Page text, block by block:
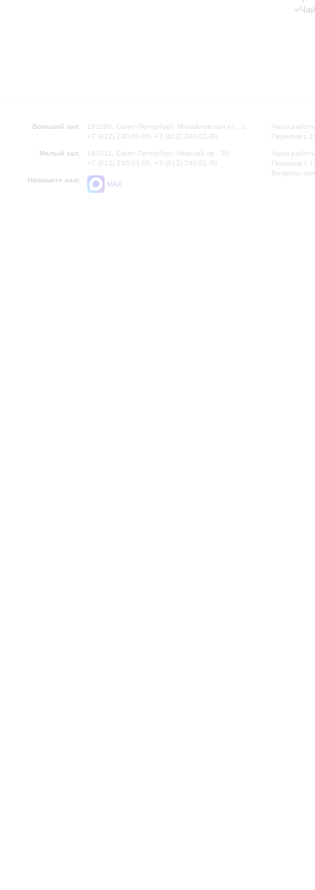
Большой зал:
191186, Санкт-Петербург, Михайловская ул., 2
+7 (812) 240-01-00, +7 (812) 240-01-80
Малый зал:
191011, Санкт-Петербург, Невский пр., 30
+7 (812) 240-01-00, +7 (812) 240-01-70
Напишите нам:
MAX
Часы
Перерыв с
Часы
Перерыв с
Вопросы